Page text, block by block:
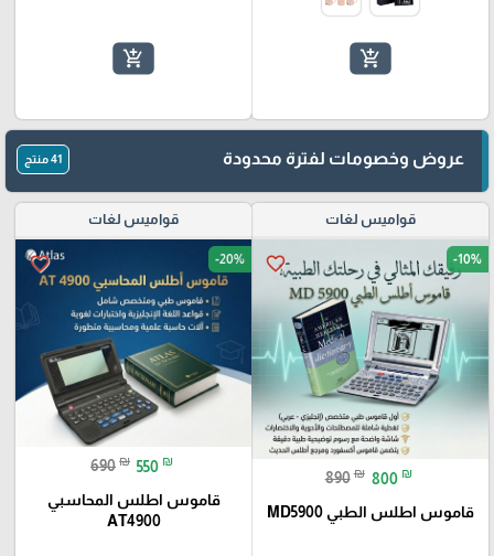
add_shopping_cart
add_shopping_cart
عروض وخصومات لفترة محدودة 41 منتج
قواميس لغات
favorite_border -10%
890 ₪ 800 ₪
قاموس اطلس الطبي MD5900
قواميس لغات
favorite_border -20%
690 ₪ 550 ₪
قاموس اطلس المحاسبي
AT4900